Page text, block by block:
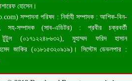
হোসেন।
) সম্পাদনা পরিষদ : নির্বাহী সম্পাদক : আশিক-বিন-
সম্পাদক (সাব-এডিটর) : প্রবীর চক্রবর্তী
টুটুল (০১৭১২২৪৮৬৩২), মুহাম্মদ ফরিদ হাসান
জাকির (০১৮১৫৩২০৯১৯)। সিস্টেম ডেভলপার :